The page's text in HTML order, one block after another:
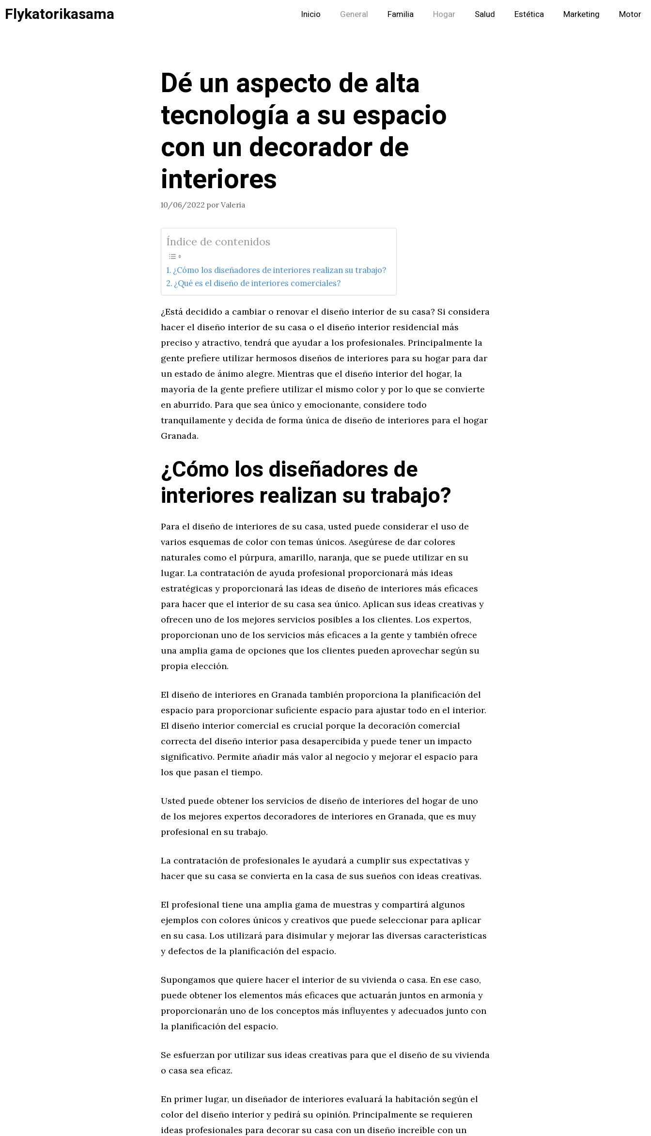
Saltar
alFlykatorikasama Inicio General Familia Hogar Salud Estética Marketing Motor
Dé un aspecto de alta
tecnología a su espacio
con un decorador de
interiores
10/06/2022 por Valeria
Índice de contenidos
¿Cómo los diseñadores de interiores realizan su trabajo?
¿Qué es el diseño de interiores comerciales?
¿Está decidido a cambiar o renovar el diseño interior de su casa? Si considera
hacer el diseño interior de su casa o el diseño interior residencial más
preciso y atractivo, tendrá que ayudar a los profesionales. Principalmente la
gente prefiere utilizar hermosos diseños de interiores para su hogar para dar
un estado de ánimo alegre. Mientras que el diseño interior del hogar, la
mayoría de la gente prefiere utilizar el mismo color y por lo que se convierte
en aburrido. Para que sea único y emocionante, considere todo
tranquilamente y decida de forma única de diseño de interiores para el hogar
Granada.
¿Cómo los diseñadores de
interiores realizan su trabajo?
Para el diseño de interiores de su casa, usted puede considerar el uso de
varios esquemas de color con temas únicos. Asegúrese de dar colores
naturales como el púrpura, amarillo, naranja, que se puede utilizar en su
lugar. La contratación de ayuda profesional proporcionará más ideas
estratégicas y proporcionará las ideas de diseño de interiores más eficaces
para hacer que el interior de su casa sea único. Aplican sus ideas creativas y
ofrecen uno de los mejores servicios posibles a los clientes. Los expertos,
proporcionan uno de los servicios más eficaces a la gente y también ofrece
una amplia gama de opciones que los clientes pueden aprovechar según su
propia elección.
El diseño de interiores en Granada también proporciona la planificación del
espacio para proporcionar suficiente espacio para ajustar todo en el interior.
El diseño interior comercial es crucial porque la decoración comercial
correcta del diseño interior pasa desapercibida y puede tener un impacto
significativo. Permite añadir más valor al negocio y mejorar el espacio para
los que pasan el tiempo.
Usted puede obtener los servicios de diseño de interiores del hogar de uno
de los mejores expertos decoradores de interiores en Granada, que es muy
profesional en su trabajo.
La contratación de profesionales le ayudará a cumplir sus expectativas y
hacer que su casa se convierta en la casa de sus sueños con ideas creativas.
El profesional tiene una amplia gama de muestras y compartirá algunos
ejemplos con colores únicos y creativos que puede seleccionar para aplicar
en su casa. Los utilizará para disimular y mejorar las diversas características
y defectos de la planificación del espacio.
Supongamos que quiere hacer el interior de su vivienda o casa. En ese caso,
puede obtener los elementos más eficaces que actuarán juntos en armonía y
proporcionarán uno de los conceptos más influyentes y adecuados junto con
la planificación del espacio.
Se esfuerzan por utilizar sus ideas creativas para que el diseño de su vivienda
o casa sea eficaz.
En primer lugar, un diseñador de interiores evaluará la habitación según el
color del diseño interior y pedirá su opinión. Principalmente se requieren
ideas profesionales para decorar su casa con un diseño increíble con un